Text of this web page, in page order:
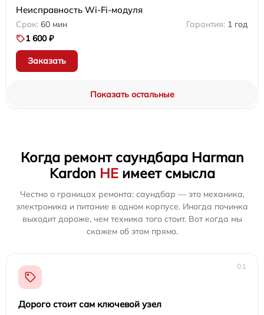
Неисправность Wi-Fi-модуля
60 мин
1 год
1 600 ₽
Заказать
Показать остальные
Когда ремонт саундбара Harman
Kardon НЕимеет смысла
Честно о границах ремонта: саундбар — это механика,
электроника и питание в одном корпусе. Иногда починка
выходит дороже, чем техника того стоит. Вот когда мы
скажем об этом прямо.
01
Дорого стоит сам ключевой узел